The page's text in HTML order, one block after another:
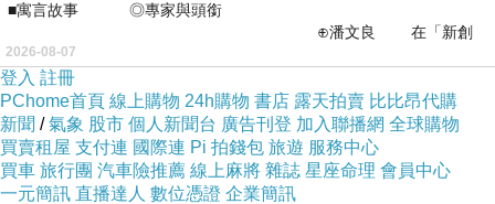
■寓言故事 ◎專家與頭銜
⊕潘文良 在「新創
之谷」裡——
2026-08-07
登入 註冊
PChome首頁 線上購物 24h購物 書店 露天拍賣 比比昂代購
新聞 /氣象 股市 個人新聞台 廣告刊登 加入聯播網 全球購物
買賣租屋 支付連 國際連 Pi 拍錢包 旅遊 服務中心
買車 旅行團 汽車險推薦 線上麻將 雜誌 星座命理 會員中心
一元簡訊 直播達人 數位憑證 企業簡訊